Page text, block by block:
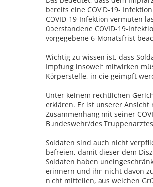
bereits eine COVID-19-
COVID-19-Infektion vermuten
überstandene COVID-19-
vorgegebene 6-Monatsfrist
Wichtig zu wissen ist, dass
Impfung insoweit mitwirken
Körperstelle, in die geimpft
Unter keinem rechtlichen
erklären. Er ist unserer
Zusammenhang mit seiner
Bundeswehr/des
Soldaten sind auch nicht
befreien, damit dieser dem
Soldaten haben
erinnern und ihn nicht davon
nicht mitteilen, aus welchen